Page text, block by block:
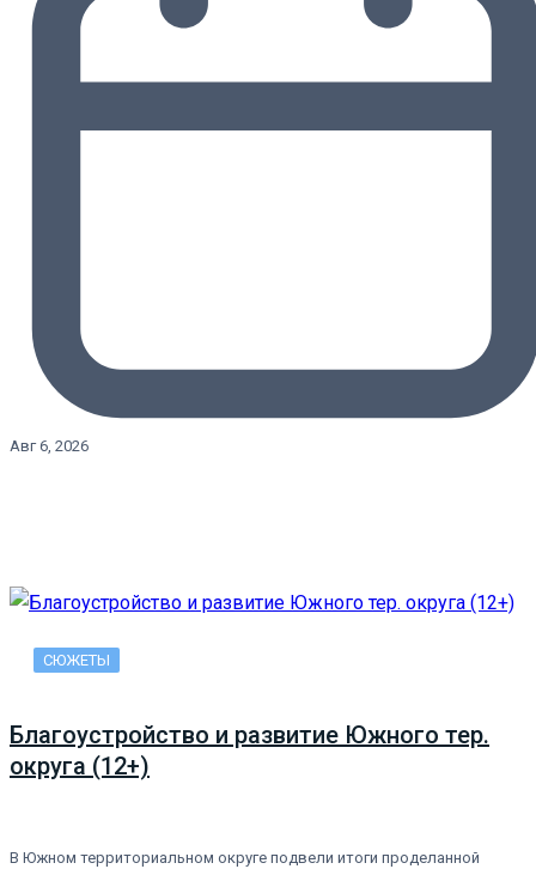
Авг 6, 2026
СЮЖЕТЫ
Благоустройство и развитие Южного тер.
округа (12+)
В Южном территориальном округе подвели итоги проделанной